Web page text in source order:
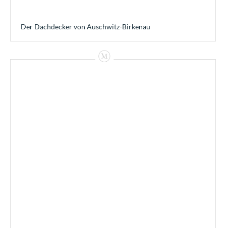
Der Dachdecker von Auschwitz-Birkenau